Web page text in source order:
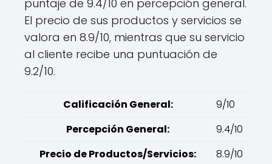
puntaje de 9.4/10 en percepción general.
El precio de sus productos y servicios se
valora en 8.9/10, mientras que su servicio
al cliente recibe una puntuación de
9.2/10.
Calificación General:
9/10
Percepción General:
9.4/10
Precio de Productos/Servicios:
8.9/10